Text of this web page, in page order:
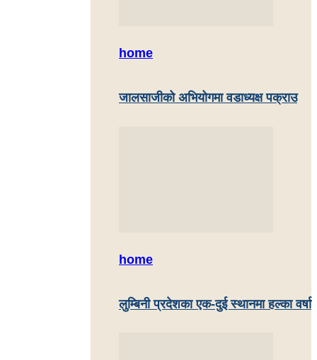
home
जालसाजीको अभियोगमा वडाध्यक्ष पक्राउ
home
लुम्बिनी प्रदेशका एक-दुई स्थानमा हल्का वर्षा